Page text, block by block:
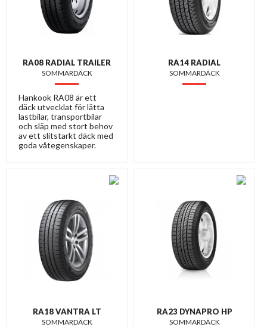
RA08 RADIAL TRAILER
SOMMARDÄCK
Hankook RA08 är ett
däck utvecklat för lätta
lastbilar, transportbilar
och släp med stort behov
av ett slitstarkt däck med
goda våtegenskaper.
RA14 RADIAL
SOMMARDÄCK
RA18 VANTRA LT
SOMMARDÄCK
RA23 DYNAPRO HP
SOMMARDÄCK